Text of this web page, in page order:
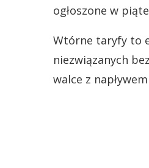
ogłoszone w
Wtórne taryfy to
niezwiązanych
walce z